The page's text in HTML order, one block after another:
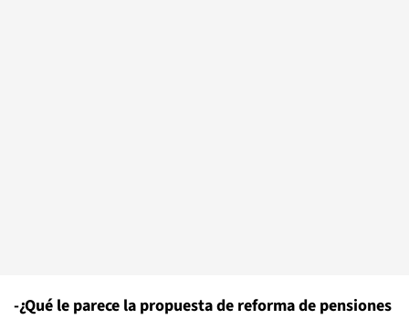
-¿Qué le parece la propuesta de reforma de pensiones